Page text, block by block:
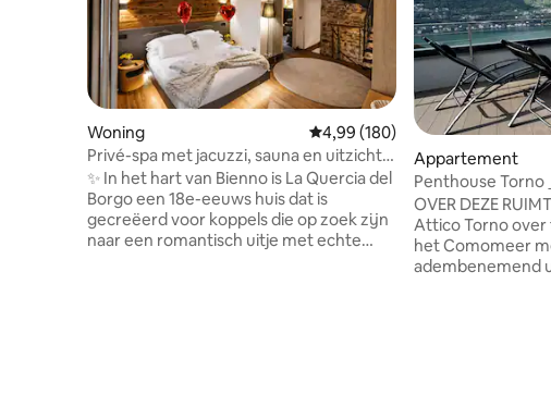
Woning Gemiddelde beoordeling van
4,99 (180)
Privé-spa met jacuzzi, sauna en uitzicht
op de Alpen Luxury Home
✨ In het hart van Bienno is La Quercia del
Borgo een 18e-eeuws huis dat is
gecreëerd voor koppels die op zoek zijn
naar een romantisch uitje met echte
Appartement
Penthouse Torno
OVER DEZE
Attico Torno
het Comomeer
adembenemend